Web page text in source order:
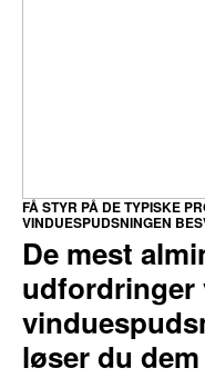
De mest
udfordringer
løser du dem
FÅ STYR PÅ DE TYPISKE
VINDUESPUDSNINGEN